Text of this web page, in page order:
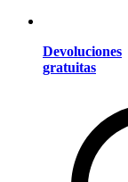
Devoluciones
gratuitas